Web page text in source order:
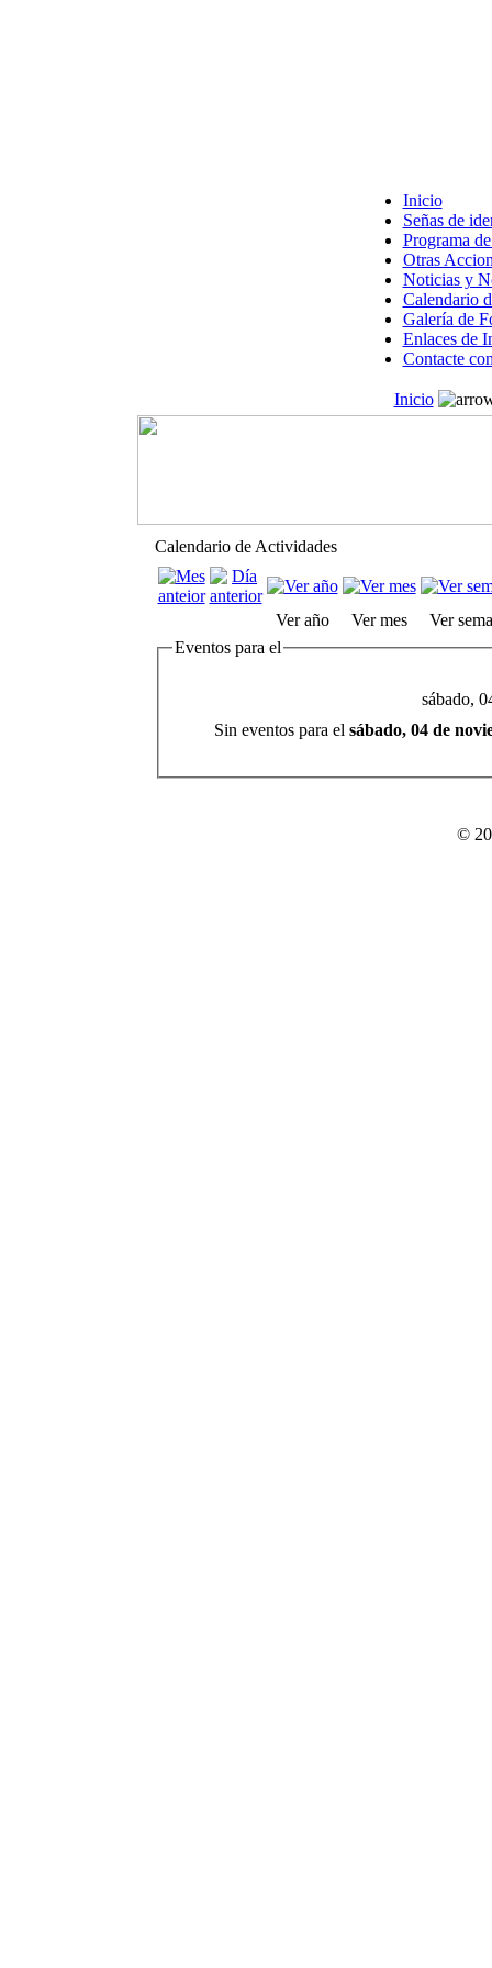
Inicio
Señas de
Programa
Otras
Noticias y
Calendario
Galería de
Enlaces de
Contacte
Inicio
Calendario de Actividades
Ver año Ver mes
Ver
Eventos para el
sábado,
Sin eventos para el sábado, 04 de
©